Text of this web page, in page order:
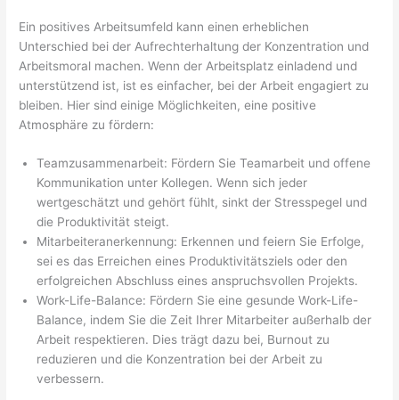
Ein positives Arbeitsumfeld kann einen erheblichen
Unterschied bei der Aufrechterhaltung der Konzentration und
Arbeitsmoral machen. Wenn der Arbeitsplatz einladend und
unterstützend ist, ist es einfacher, bei der Arbeit engagiert zu
bleiben. Hier sind einige Möglichkeiten, eine positive
Atmosphäre zu fördern:
Teamzusammenarbeit: Fördern Sie Teamarbeit und offene
Kommunikation unter Kollegen. Wenn sich jeder
wertgeschätzt und gehört fühlt, sinkt der Stresspegel und
die Produktivität steigt.
Mitarbeiteranerkennung: Erkennen und feiern Sie Erfolge,
sei es das Erreichen eines Produktivitätsziels oder den
erfolgreichen Abschluss eines anspruchsvollen Projekts.
Work-Life-Balance: Fördern Sie eine gesunde Work-Life-
Balance, indem Sie die Zeit Ihrer Mitarbeiter außerhalb der
Arbeit respektieren. Dies trägt dazu bei, Burnout zu
reduzieren und die Konzentration bei der Arbeit zu
verbessern.